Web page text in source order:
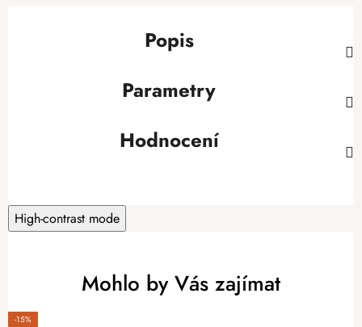
Popis
Parametry
Hodnocení
High-contrast mode
Mohlo by Vás zajímat
-15%